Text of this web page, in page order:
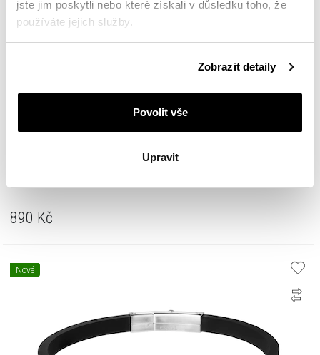
jste jim poskytli nebo které získali v důsledku toho, že
používáte jejich služby.
Zásadách ochrany osobních údajů
Zobrazit detaily
Povolit vše
Upravit
890 Kč
Nové